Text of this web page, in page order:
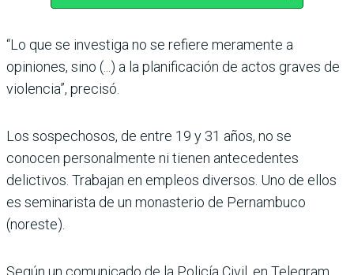
“Lo que se investiga no se refiere meramente a
opiniones, sino (...) a la planificación de actos graves de
violencia”, precisó.
Los sospechosos, de entre 19 y 31 años, no se
conocen personalmente ni tienen antecedentes
delictivos. Trabajan en empleos diversos. Uno de ellos
es seminarista de un monasterio de Pernambuco
(noreste).